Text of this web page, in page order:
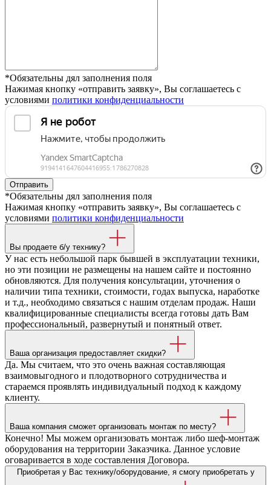
*Обязательны дял заполнения поля
Нажимая кнопку «отправить заявку», Вы соглашаетесь с
условиями политики конфиденциальности
*Обязательны дял заполнения поля
Нажимая кнопку «отправить заявку», Вы соглашаетесь с
условиями политики конфиденциальности
Вы продаете б/у технику?
У нас есть небольшой парк бывшей в эксплуатации техники,
но эти позиции не размещены на нашем сайте и постоянно
обновляются. Для получения консультации, уточнения о
наличии типа техники, стоимости, годах выпуска, наработке
и т.д., необходимо связаться с нашим отделам продаж. Наши
квалифицированные специалисты всегда готовы дать Вам
профессиональный, развернутый и понятный ответ.
Ваша организация предоставляет скидки?
Да. Мы считаем, что это очень важная составляющая
взаимовыгодного и плодотворного сотрудничества и
стараемся проявлять индивидуальный подход к каждому
клиенту.
Ваша компания сможет организовать монтаж по месту?
Конечно! Мы можем организовать монтаж либо шеф-монтаж
оборудования на территории Заказчика. Данное условие
оговаривается в ходе составления Договора.
Приобретая у Вас технику/оборудование, я смогу приобретать у